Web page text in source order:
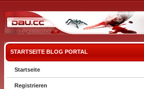
STARTSEITE BLOG PORTAL
Startseite
Registrieren